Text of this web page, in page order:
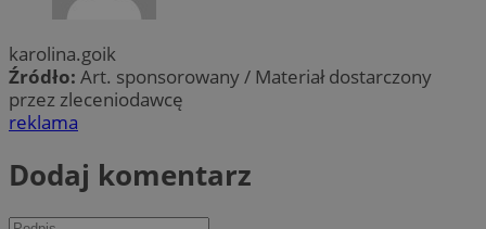
karolina.goik
Źródło: Art. sponsorowany / Materiał dostarczony
przez zleceniodawcę
reklama
Dodaj komentarz